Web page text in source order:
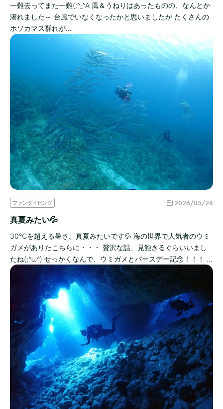
一難去ってまた一難(;^_^A 風＆うねりはあったものの、なんとか
潜れました～ 台風でいなくなったかと思いましたが たくさんの
ホソカマス群れが…
ファンダイビング 2026/05/26
真夏みたい💦
30℃を超える暑さ。真夏みたいです💦 海の世界で人気者のウミ
ガメがありたこちらに・・・ 贅沢な話、見飽きるぐらいいまし
たね(;^ω^) せっかくなんで、ウミガメとバースデー記念！！！ …